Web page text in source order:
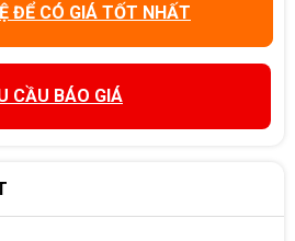
ĐỂ CÓ GIÁ TỐT NHẤT
CẦU BÁO GIÁ